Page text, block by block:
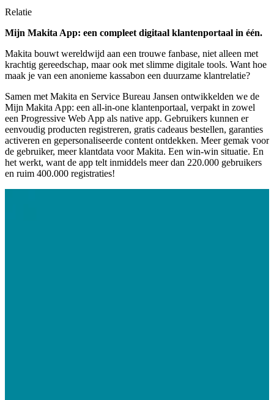
Relatie
Mijn Makita App: een compleet digitaal klantenportaal in één.
Makita bouwt wereldwijd aan een trouwe fanbase, niet alleen met
krachtig gereedschap, maar ook met slimme digitale tools. Want hoe
maak je van een anonieme kassabon een duurzame klantrelatie?
Samen met Makita en Service Bureau Jansen ontwikkelden we de
Mijn Makita App: een all-in-one klantenportaal, verpakt in zowel
een Progressive Web App als native app. Gebruikers kunnen er
eenvoudig producten registreren, gratis cadeaus bestellen, garanties
activeren en gepersonaliseerde content ontdekken. Meer gemak voor
de gebruiker, meer klantdata voor Makita. Een win-win situatie. En
het werkt, want de app telt inmiddels meer dan 220.000 gebruikers
en ruim 400.000 registraties!